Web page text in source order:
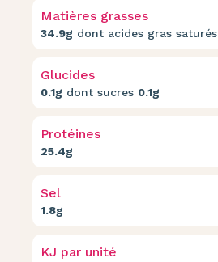
Matières grasses
34.9g dont acides gras saturés
Glucides
0.1g dont sucres 0.1g
Protéines
25.4g
Sel
1.8g
KJ par unité